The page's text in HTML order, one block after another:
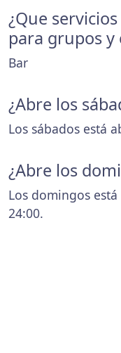
¿Que
para grupos y
Bar
¿Abre los
Los sábados está
¿Abre los
Los domingos
24:00.